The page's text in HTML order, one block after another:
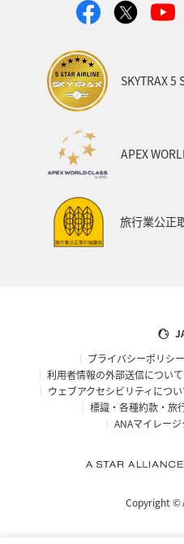
SKYTRAX 5
APEX
旅行業公正
プライバシーポリシー
利用者情報の外部送信について
ウェブアクセシビリティについ
標識・各種約款・旅
ANAマイレー
Copyright ©